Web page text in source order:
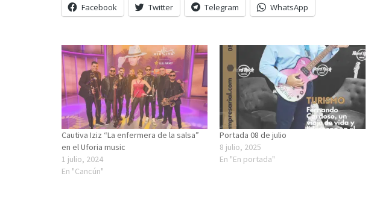
Facebook Twitter Telegram WhatsApp
Cautiva Iziz “La enfermera de la salsa”
en el Uforia music
1 julio, 2024
En "Cancún"
Portada 08 de julio
8 julio, 2025
En "En portada"